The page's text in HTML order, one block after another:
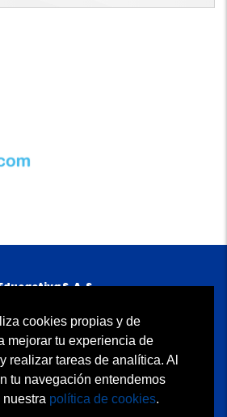
cookies propias y de
mejorar tu experiencia de
realizar tareas de analítica. Al
tu navegación entendemos
política de cookies.
S. A. S.
D. C., Colombia
cliente: 01 8000 934500
Condiciones de uso
Contacto
S.A.S. Todos los derechos reservados.